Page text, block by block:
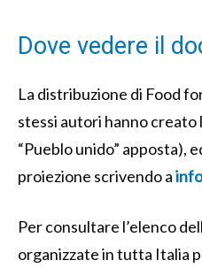
Dove vedere il
La distribuzione di Food
stessi autori hanno creato
“Pueblo unido” apposta),
proiezione scrivendo a
Per consultare l’elenco
organizzate in tutta Italia